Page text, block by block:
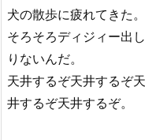
犬の散歩に疲れてきた。
そろそろディジィー出
りないんだ。
天井するぞ天井するぞ
井するぞ天井するぞ。